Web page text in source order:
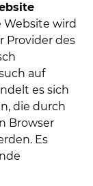
Website wird
Provider des
auf
es sich
die durch
Browser
Es